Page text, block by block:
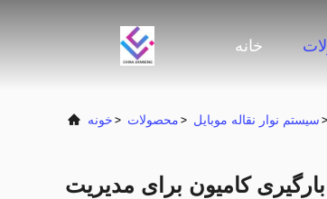
خانه
خونه> محصولات> سیستم نوار نقاله موبایل>
کامیون برای مدیریت